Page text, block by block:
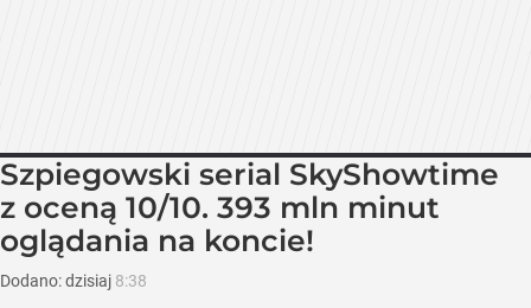
Szpiegowski serial SkyShowtime
z oceną 10/10. 393 mln minut
oglądania na koncie!
Dodano:dzisiaj 8:38